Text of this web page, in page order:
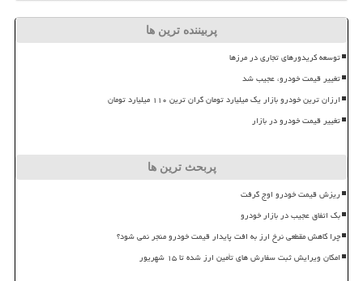
پربیننده ترین ها
توسعه کریدورهای تجاری در مرزها
تغییر قیمت خودرو، عجیب شد
ارزان ترین خودرو بازار یک میلیارد تومان گران ترین ۱۱۰ میلیارد تومان
تغییر قیمت خودرو در بازار
پربحث ترین ها
ریزش قیمت خودرو اوج گرفت
بک اتفاق عجیب در بازار خودرو
چرا کاهش مقطعی نرخ ارز به افت پایدار قیمت خودرو منجر نمی شود؟
امکان ویرایش ثبت سفارش های تأمین ارز شده تا ۱۵ شهریور